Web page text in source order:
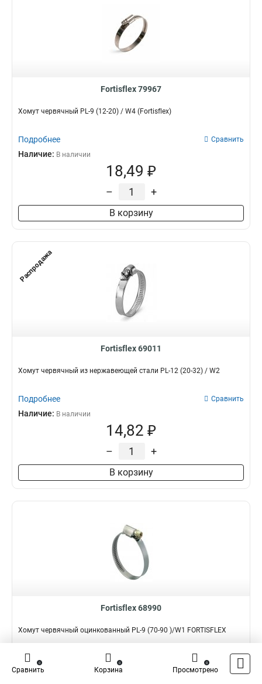
Fortisflex 79967
Хомут червячный PL-9 (12-20) / W4 (Fortisflex)
Подробнее Сравнить
Наличие: В наличии
18,49 ₽
– +
В корзину
Распродажа
Fortisflex 69011
Хомут червячный из нержавеющей стали PL-12 (20-32) / W2
Подробнее Сравнить
Наличие: В наличии
14,82 ₽
– +
В корзину
Fortisflex 68990
Хомут червячный оцинкованный PL-9 (70-90 )/W1 FORTISFLEX
Подробнее Сравнить
Наличие:
Сравнить
0
Корзина
0
Просмотрено
0